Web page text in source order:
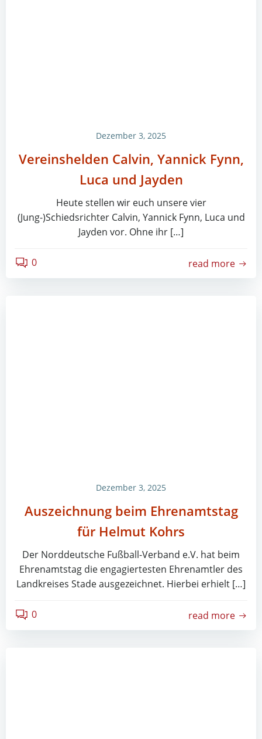
Dezember 3, 2025
Vereinshelden Calvin, Yannick Fynn,
Luca und Jayden
Heute stellen wir euch unsere vier
(Jung-)Schiedsrichter Calvin, Yannick Fynn, Luca und
Jayden vor. Ohne ihr […]
0 read more
Dezember 3, 2025
Auszeichnung beim Ehrenamtstag
für Helmut Kohrs
Der Norddeutsche Fußball-Verband e.V. hat beim
Ehrenamtstag die engagiertesten Ehrenamtler des
Landkreises Stade ausgezeichnet. Hierbei erhielt […]
0 read more